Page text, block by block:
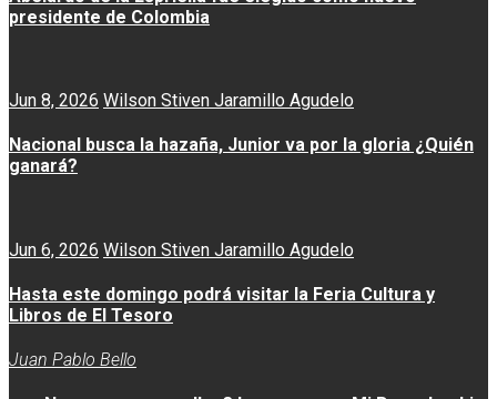
presidente de Colombia
Jun 8, 2026 Wilson Stiven Jaramillo Agudelo
Nacional busca la hazaña, Junior va por la gloria ¿Quién
ganará?
Jun 6, 2026 Wilson Stiven Jaramillo Agudelo
Hasta este domingo podrá visitar la Feria Cultura y
Libros de El Tesoro
Juan Pablo Bello